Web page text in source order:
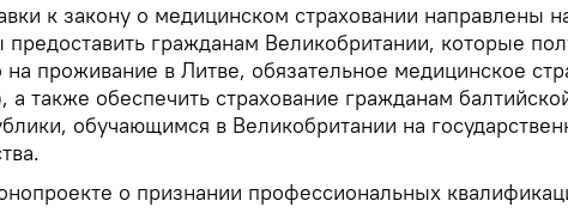
к закону о медицинском страховании направлены
предоставить гражданам Великобритании, которые
на проживание в Литве, обязательное медицинское
а также обеспечить страхование гражданам
обучающимся в Великобритании на
о признании профессиональных